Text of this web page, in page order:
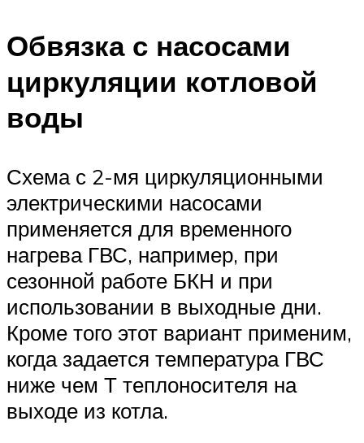
Обвязка с насосами
циркуляции котловой
воды
Схема с 2-мя циркуляционными
электрическими насосами
применяется для временного
нагрева ГВС, например, при
сезонной работе БКН и при
использовании в выходные дни.
Кроме того этот вариант применим,
когда задается температура ГВС
ниже чем Т теплоносителя на
выходе из котла.